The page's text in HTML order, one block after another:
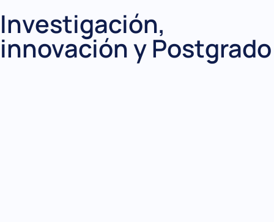
Investigación,
innovación y Postgrado